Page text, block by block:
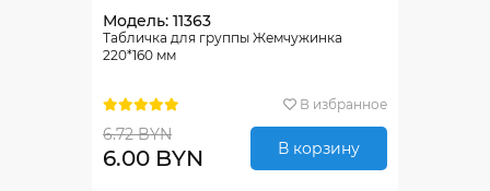
Модель: 11363
Табличка для группы Жемчужинка
220*160 мм
В избранное
6.72 BYN
6.00 BYN В корзину